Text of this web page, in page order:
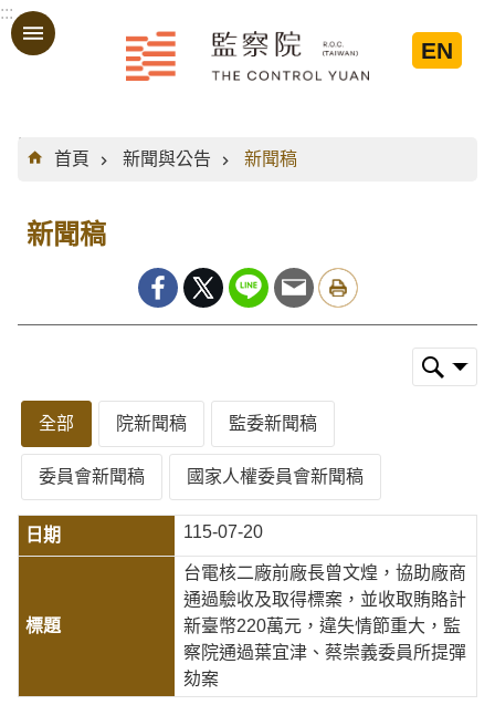
跳到主要內容區塊
:::
EN
:::
首頁
新聞與公告 新聞稿
新聞稿
全部 院新聞稿 監委新聞稿
委員會新聞稿 國家人權委員會新聞稿
115-07-20
台電核二廠前廠長曾文煌，協助廠商
通過驗收及取得標案，並收取賄賂計
新臺幣220萬元，違失情節重大，監
察院通過葉宜津、蔡崇義委員所提彈
劾案